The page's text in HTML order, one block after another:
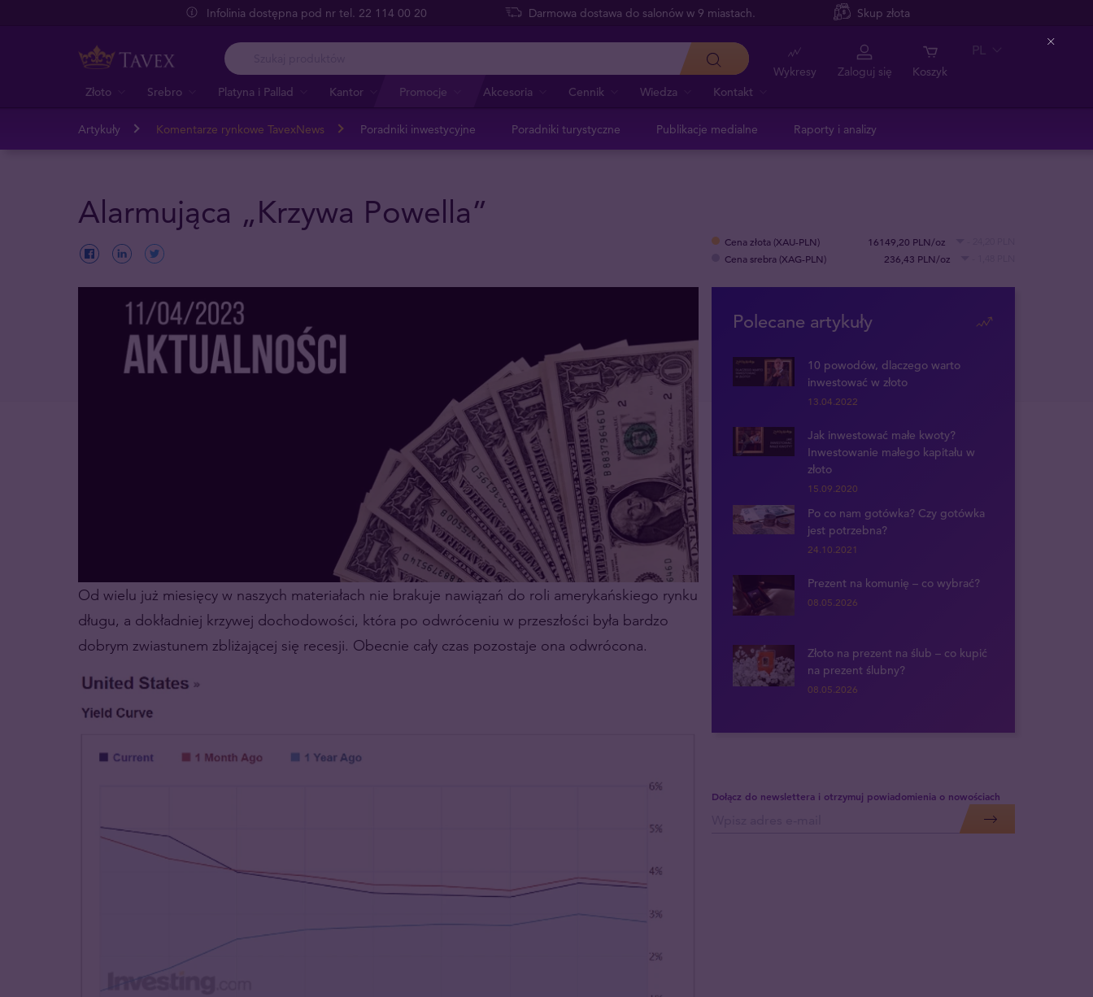
Infolinia dostępna pod nr tel. 22 114 00 20 Darmowa dostawa do salonów w 9 miastach. Skup złota
Złoto Srebro Platyna i Pallad Kantor Promocje Akcesoria Cennik Wiedza Kontakt
Wykresy Zaloguj się Koszyk
PL
Artykuły Komentarze rynkowe TavexNews Poradniki inwestycyjne Poradniki turystyczne Publikacje medialne Raporty i analizy
Alarmująca „Krzywa Powella”
Cena złota (XAU-PLN) 16149,20 PLN/oz
Cena srebra (XAG-PLN) 236,43 PLN/oz
Od wielu już miesięcy w naszych materiałach nie brakuje nawiązań do roli amerykańskiego rynku
długu, a dokładniej krzywej dochodowości, która po odwróceniu w przeszłości była bardzo
dobrym zwiastunem zbliżającej się recesji. Obecnie cały czas pozostaje ona odwrócona.
Polecane artykuły
10 powodów, dlaczego warto
inwestować w złoto
13.04.2022
Jak inwestować małe kwoty?
Inwestowanie małego kapitału w
złoto
15.09.2020
Po co nam gotówka? Czy gotówka
jest potrzebna?
24.10.2021
Prezent na komunię – co wybrać?
08.05.2026
Złoto na prezent na ślub – co kupić
na prezent ślubny?
08.05.2026
Dołącz do newslettera i otrzymuj powiadomienia o nowościach
Close